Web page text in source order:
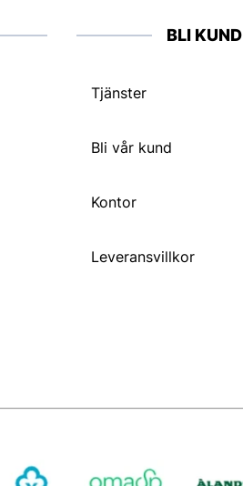
BLI KUND
Tjänster
Bli vår kund
Kontor
Leveransvillkor